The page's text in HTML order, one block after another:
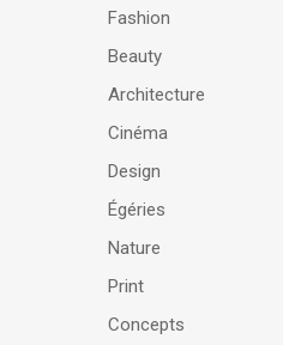
Fashion
Beauty
Architecture
Cinéma
Design
Égéries
Nature
Print
Concepts